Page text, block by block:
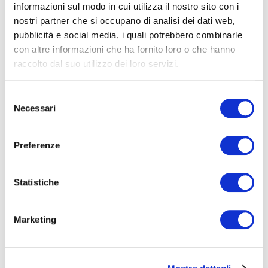
informazioni sul modo in cui utilizza il nostro sito con i
nostri partner che si occupano di analisi dei dati web,
pubblicità e social media, i quali potrebbero combinarle
con altre informazioni che ha fornito loro o che hanno
raccolto dal suo utilizzo dei loro servizi.
Necessari
Preferenze
Statistiche
Marketing
piccioni
Come eliminare gli
escrementi dei piccioni dai
propri balconi
pulire il guano?
pulire il guano dei piccioni